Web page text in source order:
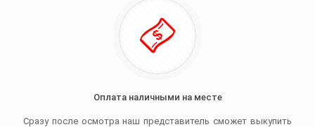
Оплата наличными на месте
Сразу после осмотра наш представитель сможет выкупить